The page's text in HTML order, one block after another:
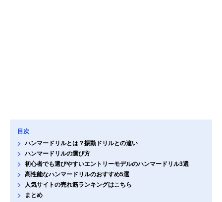
目次
ハンマードリルとは？振動ドリルとの違い
ハンマードリルの選び方
初心者でも選びやすいエントリーモデルのハンマードリル3選
高性能なハンマードリルのおすすめ5選
人気サイトの売れ筋ランキングはこちら
まとめ